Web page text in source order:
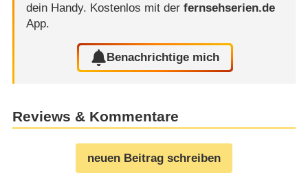
dein Handy. Kostenlos mit der fernsehserien.de
App.
Benachrichtige mich
Reviews & Kommentare
neuen Beitrag schreiben